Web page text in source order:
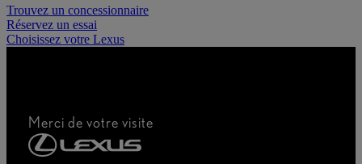
Trouvez un concessionnaire
Réservez un essai
Choisissez votre Lexus
Merci de votre visite